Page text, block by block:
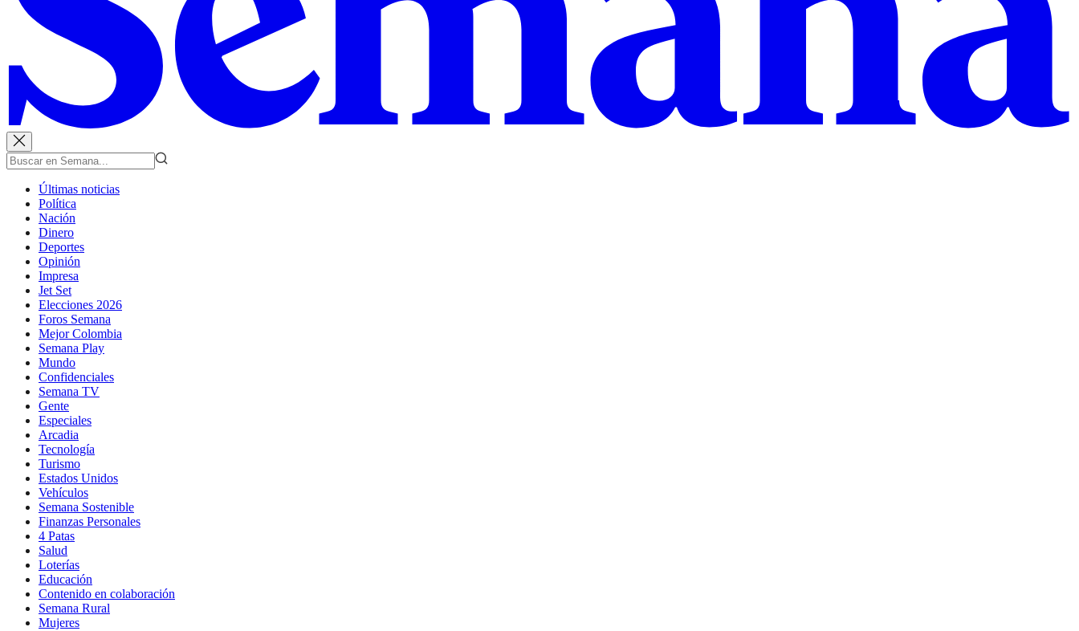
Últimas noticias
Política
Nación
Dinero
Deportes
Opinión
Impresa
Jet Set
Elecciones 2026
Foros Semana
Mejor Colombia
Semana Play
Mundo
Confidenciales
Semana TV
Gente
Especiales
Arcadia
Tecnología
Turismo
Estados Unidos
Vehículos
Semana Sostenible
Finanzas Personales
4 Patas
Salud
Loterías
Educación
Contenido en colaboración
Semana Rural
Mujeres